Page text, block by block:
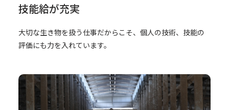
技能給が充実
大切な生き物を扱う仕事だからこそ、個人の技術、技能の
評価にも力を入れています。